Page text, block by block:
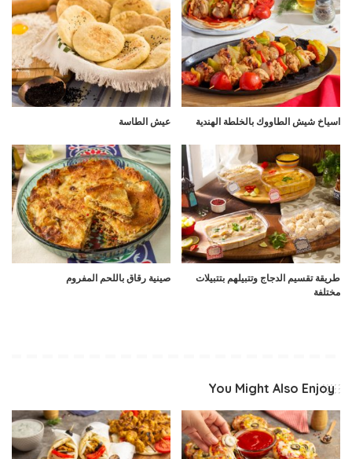
اسياخ شيش الطاووك بالخلطة الهندية عيش الطاسة
طريقة تقسيم الدجاج وتتبيلهم بتتبيلات
مختلفة
صينية رقاق باللحم المفروم
You Might Also Enjoy